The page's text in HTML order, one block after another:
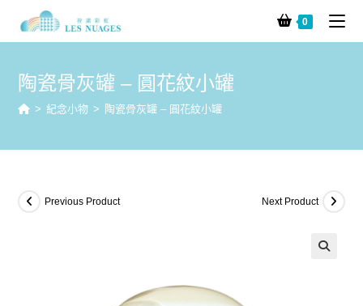
0
陶瓷骨灰罐 – 圓花紋小罐
> 紀念小物 > 陶瓷骨灰罐 – 圓花紋小罐
Previous Product Next Product